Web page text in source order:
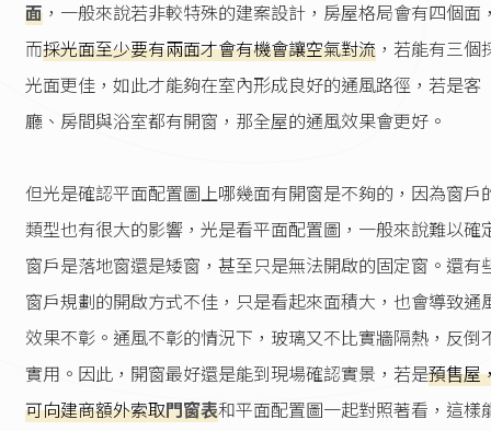
面 ，一般來說若非較特殊的建案設計，房屋格局會有四個面
而採光面至少要有兩面才會有機會讓空氣對流 ，若能有三個
光面更佳，如此才能夠在室內形成良好的通風路徑，若是客
廳、房間與浴室都有開窗，那全屋的通風效果會更好。
但光是確認平面配置圖上哪幾面有開窗是不夠的，因為窗戶
類型也有很大的影響，光是看平面配置圖，一般來說難以確
窗戶是落地窗還是矮窗，甚至只是無法開啟的固定窗。還有
窗戶規劃的開啟方式不佳，只是看起來面積大，也會導致通
效果不彰。通風不彰的情況下，玻璃又不比實牆隔熱，反倒
實用。因此，開窗最好還是能到現場確認實景，若是預售屋
可向建商額外索取門窗表和平面配置圖一起對照著看，這樣